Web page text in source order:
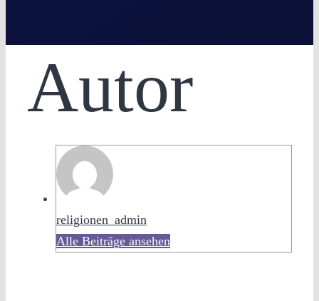
Autor
religionen_admin
Alle Beiträge ansehen